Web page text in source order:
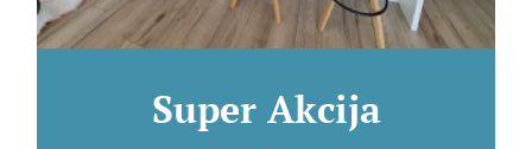
Super Akcija